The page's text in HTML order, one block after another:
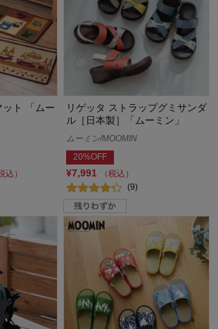
ト 「ムー
込）
リゲッタ ストラップグミサンダ
ル［日本製］「ムーミン」
ムーミン/MOOMIN
20%OFF
¥7,991
（税込）
(9)